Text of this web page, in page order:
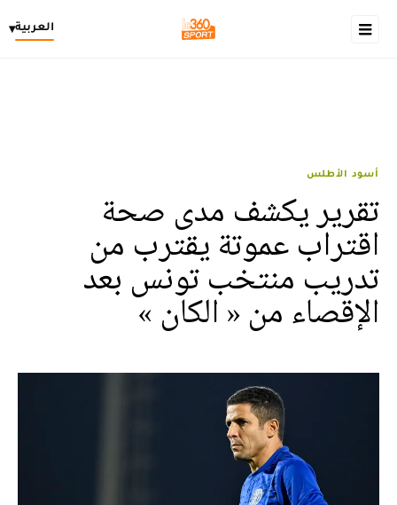
العربية▾
أسود الأطلس
تقرير يكشف مدى صحة
اقتراب عموتة يقترب من
تدريب منتخب تونس بعد
الإقصاء من « الكان »